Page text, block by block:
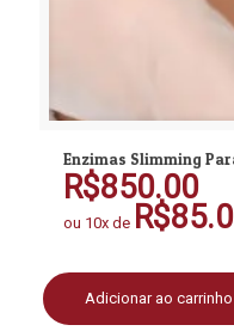
Enzimas Slimming
R$850.00
ou 10x de R$
Adicionar ao carrinho